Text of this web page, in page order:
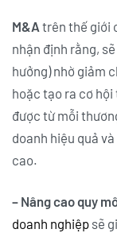
M&A trên thế giới
nhận định rằng,
hưởng) nhờ giảm
hoặc tạo ra cơ
được từ mỗi
doanh hiệu quả
cao.
– Nâng cao quy
doanh nghiệp sẽ